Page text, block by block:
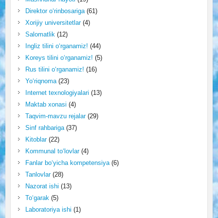
Direktor o‘rinbosariga(61)
Xorijiy universitetlar(4)
Salomatlik(12)
Ingliz tilini o‘rganamiz! (44)
Koreys tilini o‘rganamiz! (5)
Rus tilini o‘rganamiz! (16)
Yo‘riqnoma(23)
Internet texnologiyalari (13)
Maktab xonasi (4)
Taqvim-mavzu rejalar(29)
Sinf rahbariga(37)
Kitoblar(22)
Kommunal to‘lovlar(4)
Fanlar bo‘yicha kompetensiya(6)
Tanlovlar(28)
Nazorat ishi (13)
To‘garak(5)
Laboratoriya ishi (1)